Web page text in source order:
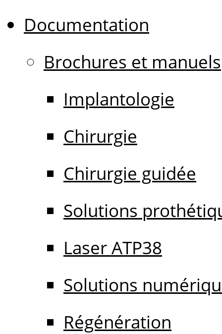
Documentation
Brochures et manuels
Implantologie
Chirurgie
Chirurgie guidée
Solutions
Laser ATP38
Solutions
Régénération